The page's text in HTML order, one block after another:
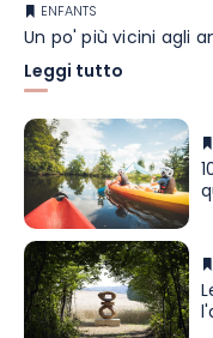
ENFANTS
Un po' più vicini agli
Leggi tutto